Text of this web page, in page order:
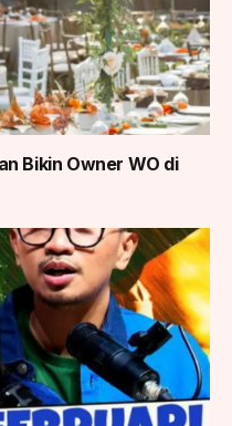
Bikin Owner WO di